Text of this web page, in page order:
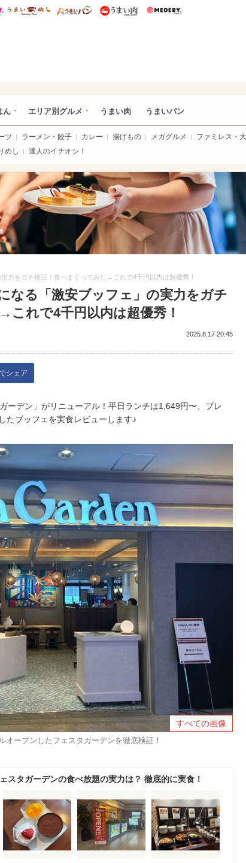
総研 ディズニー特集
mimot. うまいめし うまいパン うまい肉
ん エリア別グルメ うまい肉 うまいパン
ツ ラーメン・餃子 カレー 揚げもの メガグルメ ファミレス・
めし 達人のイチオシ！
力をガチ検証！食べまくってみた→これで4千円以内は超優秀！
なる「激安ブッフェ」の実力をガチ
れで4千円以内は超優秀！
2025.8.17 20:45
シェア
ーデン」がリニューアル！平日ランチは1,649円〜、プレ
ブッフェを実食レビューします♪
すべての画像
オープンしたフェスタガーデンを徹底検証！
スタガーデンの食べ放題の実力は？ 徹底的に実食！